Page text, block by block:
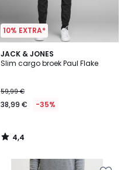
10% EXTRA*
JACK & JONES
Slim cargo broek Paul Flake
59,99 €
38,99 € -35%
4,4
/ 5
4,4
/